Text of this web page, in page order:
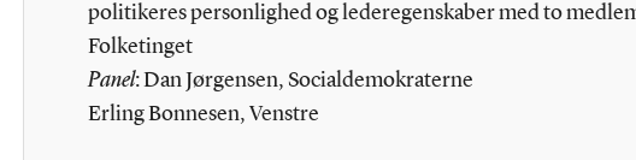
politikeres personlighed og lederegenskaber med to
Folketinget
Panel: Dan Jørgensen, Socialdemokraterne
Erling Bonnesen, Venstre